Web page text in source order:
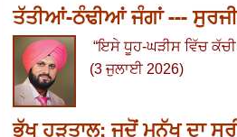
ਤੱਤੀਆਂ-ਠੰਢੀਆਂ ਜੰਗਾਂ ---
“ਇਸੇ ਧੂਹ-ਘੜੀਸ ਵਿੱਚ
(3 ਜੁਲਾਈ 2026)
ਭੁੱਖ ਹੜਤਾਲ: ਜਦੋਂ ਮਨੁੱਖ ਦਾ